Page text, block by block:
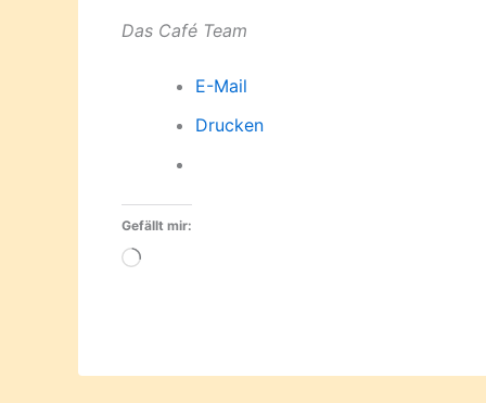
Das Café Team
E-Mail
Drucken
Gefällt mir:
Wird